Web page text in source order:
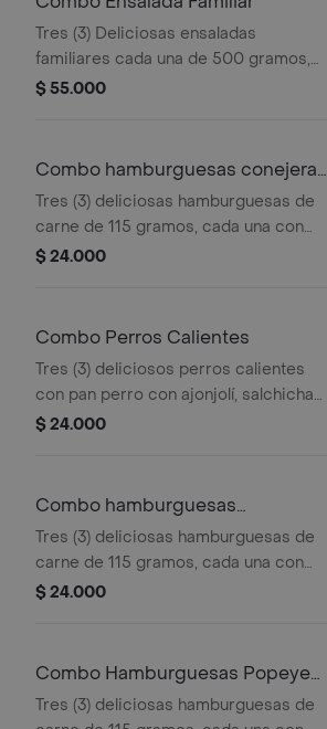
Tres (3) Deliciosas ensaladas
familiares cada una de 500 gramos,
contiene papaya, mango, banana,
galleta cobertura de chocolate o
fresa o mora, con una bola de helado
frutos rojos o vainilla .
$ 55.000
Combo hamburguesas conejeras
sencillas
Tres (3) deliciosas hamburguesas de
carne de 115 gramos, cada una con
huevo frito, rodaja de tomate, lonja de
y cilantro, con salsa varias.
$ 24.000
Combo Perros Calientes
Tres (3) deliciosos perros calientes
con pan perro con ajonjolí, salchicha
americana, lonja de queso doble
barbiquiu y mostaza, cada uno.
$ 24.000
Combo hamburguesas
artesanales sencillas
Tres (3) deliciosas hamburguesas de
carne de 115 gramos, cada una con
huevo frito, rodaja de tomate, lonja de
$ 24.000
Combo Hamburguesas Popeye
Sencillas
Tres (3) deliciosas hamburguesas de